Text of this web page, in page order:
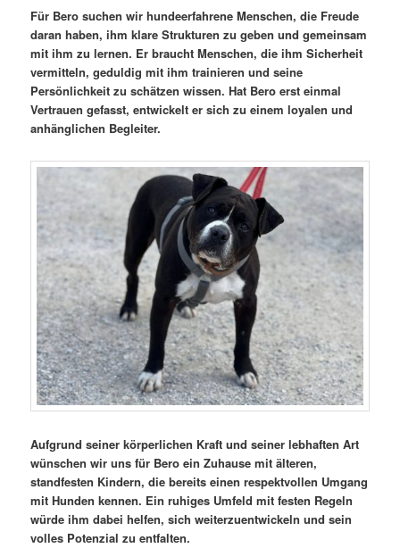
Für Bero suchen wir hundeerfahrene Menschen, die Freude
daran haben, ihm klare Strukturen zu geben und gemeinsam
mit ihm zu lernen. Er braucht Menschen, die ihm Sicherheit
vermitteln, geduldig mit ihm trainieren und seine
Persönlichkeit zu schätzen wissen. Hat Bero erst einmal
Vertrauen gefasst, entwickelt er sich zu einem loyalen und
anhänglichen Begleiter.
Aufgrund seiner körperlichen Kraft und seiner lebhaften Art
wünschen wir uns für Bero ein Zuhause mit älteren,
standfesten Kindern, die bereits einen respektvollen Umgang
mit Hunden kennen. Ein ruhiges Umfeld mit festen Regeln
würde ihm dabei helfen, sich weiterzuentwickeln und sein
volles Potenzial zu entfalten.